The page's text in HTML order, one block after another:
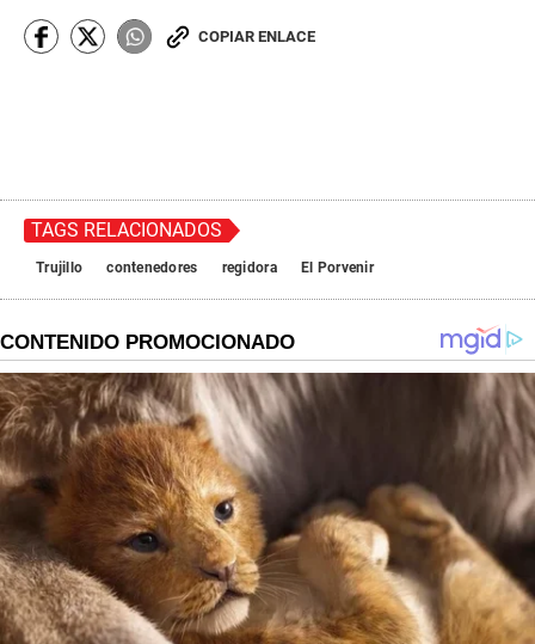
COPIAR ENLACE
TAGS RELACIONADOS
Trujillo contenedores regidora El Porvenir